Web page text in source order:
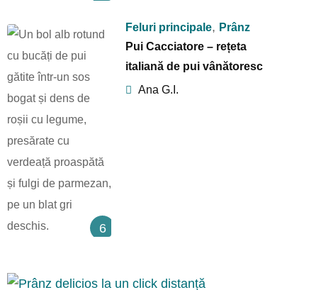
6
Feluri principale, Prânz
Pui Cacciatore – rețeta
italiană de pui vânătoresc
Ana G.I.